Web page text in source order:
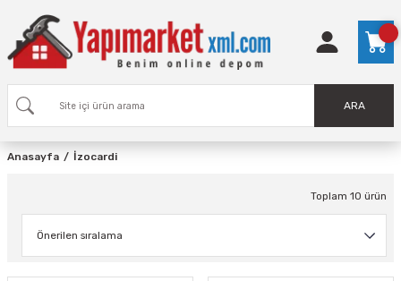
ARA
Anasayfa İzocardi
Toplam 10 ürün